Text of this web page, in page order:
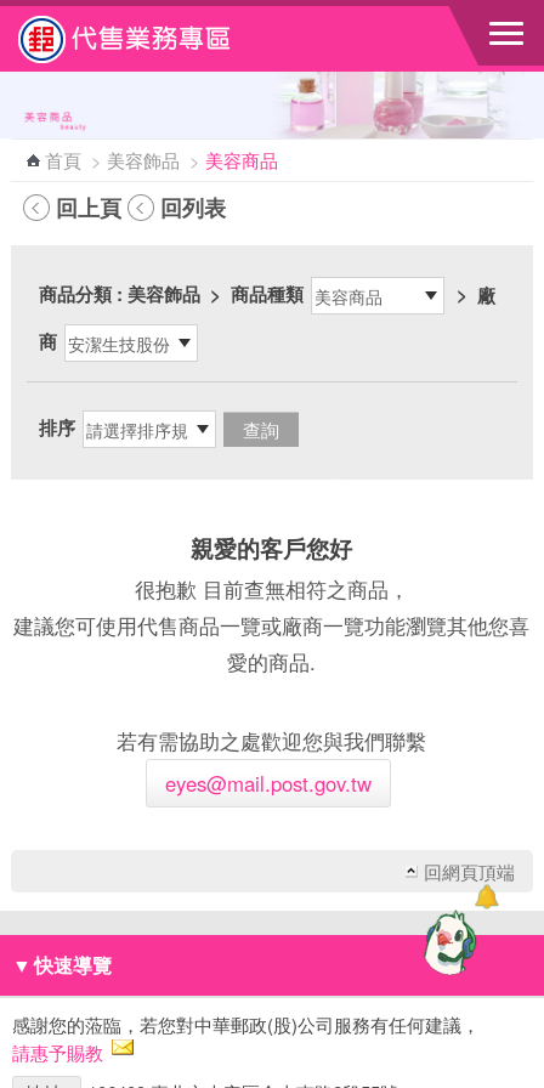
跳到主要內容區塊
首頁 > 美容飾品 > 美容商品
回上頁 回列表
商品分類: 美容飾品 > 商品種類 > 廠
商
排序
親愛的客戶您好
很抱歉 目前查無相符之商品，
建議您可使用代售商品一覽或廠商一覽功能瀏覽其他您喜
愛的商品.
若有需協助之處歡迎您與我們聯繫
eyes@mail.post.gov.tw
回網頁頂端
▼ 快速導覽
感謝您的蒞臨，若您對中華郵政(股)公司服務有任何建議，
請惠予賜教